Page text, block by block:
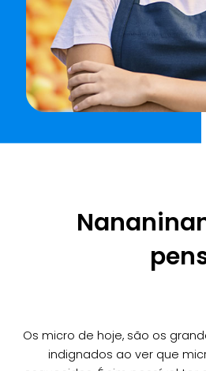
Os micro de hoje, são os
indignados ao ver que